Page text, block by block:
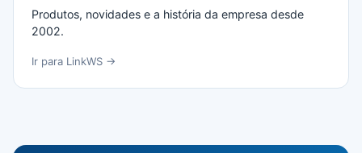
Produtos, novidades e a história da empresa desde
2002.
Ir para LinkWS →